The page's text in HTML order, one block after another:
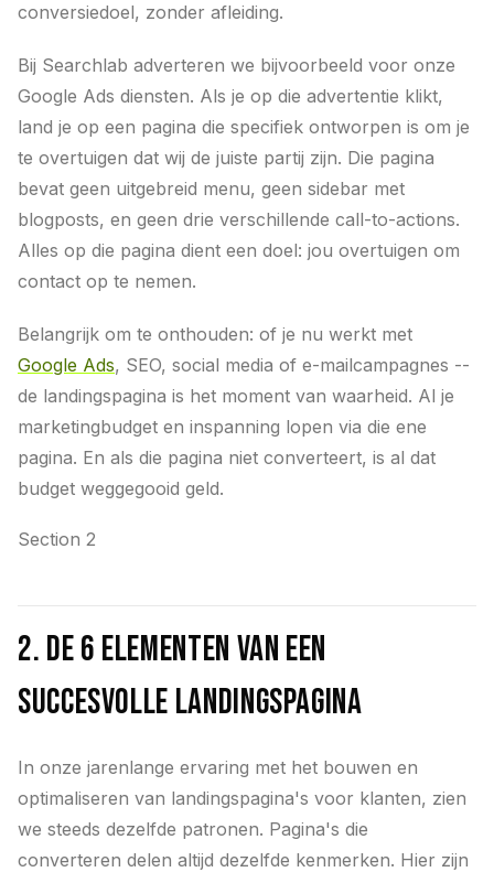
conversiedoel, zonder afleiding.
Bij Searchlab adverteren we bijvoorbeeld voor onze
Google Ads diensten. Als je op die advertentie klikt,
land je op een pagina die specifiek ontworpen is om je
te overtuigen dat wij de juiste partij zijn. Die pagina
bevat geen uitgebreid menu, geen sidebar met
blogposts, en geen drie verschillende call-to-actions.
Alles op die pagina dient een doel: jou overtuigen om
contact op te nemen.
Belangrijk om te onthouden: of je nu werkt met
Google Ads, SEO, social media of e-mailcampagnes --
de landingspagina is het moment van waarheid. Al je
marketingbudget en inspanning lopen via die ene
pagina. En als die pagina niet converteert, is al dat
budget weggegooid geld.
Section 2
2. De 6 elementen van een
succesvolle landingspagina
In onze jarenlange ervaring met het bouwen en
optimaliseren van landingspagina's voor klanten, zien
we steeds dezelfde patronen. Pagina's die
converteren delen altijd dezelfde kenmerken. Hier zijn